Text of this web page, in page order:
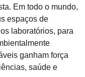
Em todo o mundo,
espaços de
laboratórios, para
ganham força
saúde e